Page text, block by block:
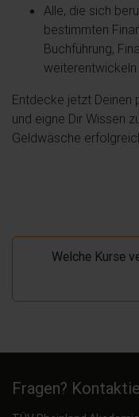
Alle, die sich
bestimmten
Buchführung,
Entdecke jetzt Deinen
und eigne Dir Wissen
Geldwäsche
Welche Kurse
Fragen?